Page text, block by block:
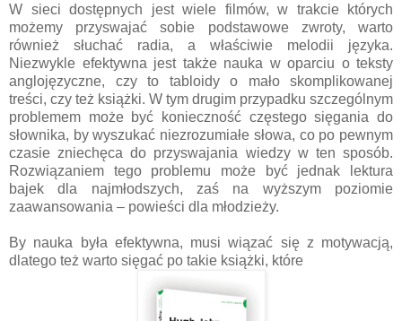
W sieci dostępnych jest wiele filmów, w trakcie których
możemy przyswajać sobie podstawowe zwroty, warto
również słuchać radia, a właściwie melodii języka.
Niezwykle efektywna jest także nauka w oparciu o teksty
anglojęzyczne, czy to tabloidy o mało skomplikowanej
treści, czy też książki. W tym drugim przypadku szczególnym
problemem może być konieczność częstego sięgania do
słownika, by wyszukać niezrozumiałe słowa, co po pewnym
czasie zniechęca do przyswajania wiedzy w ten sposób.
Rozwiązaniem tego problemu może być jednak lektura
bajek dla najmłodszych, zaś na wyższym poziomie
zaawansowania – powieści dla młodzieży.
By nauka była efektywna, musi wiązać się z motywacją,
dlatego też warto sięgać po takie książki, które